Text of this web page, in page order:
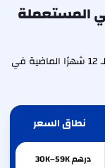
المستعملة
استنادًا إلى معاملات سيارات ميني الفعلية خلال الـ 12 شهرًا الماضية في
نطاق السعر
درهم 30K–59K